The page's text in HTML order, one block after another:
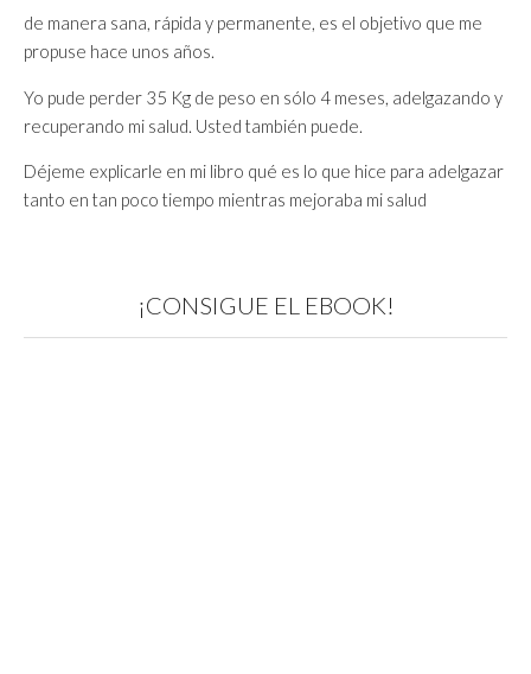
de manera sana, rápida y permanente, es el objetivo que me
propuse hace unos años.
Yo pude perder 35 Kg de peso en sólo 4 meses, adelgazando y
recuperando mi salud. Usted también puede.
Déjeme explicarle en mi libro qué es lo que hice para adelgazar
tanto en tan poco tiempo mientras mejoraba mi salud
¡CONSIGUE EL EBOOK!